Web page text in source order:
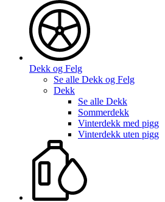
Dekk og Felg
Se alle Dekk og Felg
Dekk
Se alle Dekk
Sommerdekk
Vinterdekk med pigg
Vinterdekk uten pigg